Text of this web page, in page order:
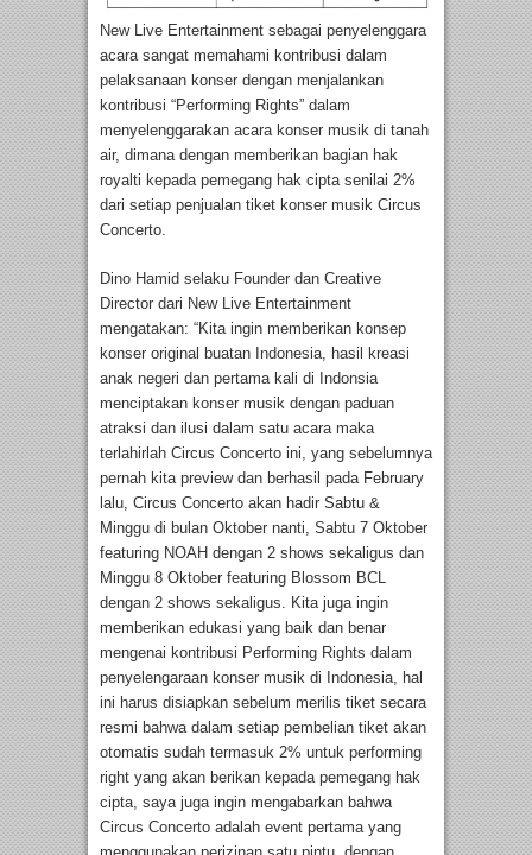
New Live Entertainment sebagai penyelenggara
acara sangat memahami kontribusi dalam
pelaksanaan konser dengan menjalankan
kontribusi “Performing Rights” dalam
menyelenggarakan acara konser musik di tanah
air, dimana dengan memberikan bagian hak
royalti kepada pemegang hak cipta senilai 2%
dari setiap penjualan tiket konser musik Circus
Concerto.
Dino Hamid selaku Founder dan Creative
Director dari New Live Entertainment
mengatakan: “Kita ingin memberikan konsep
konser original buatan Indonesia, hasil kreasi
anak negeri dan pertama kali di Indonsia
menciptakan konser musik dengan paduan
atraksi dan ilusi dalam satu acara maka
terlahirlah Circus Concerto ini, yang sebelumnya
pernah kita preview dan berhasil pada February
lalu, Circus Concerto akan hadir Sabtu &
Minggu di bulan Oktober nanti, Sabtu 7 Oktober
featuring NOAH dengan 2 shows sekaligus dan
Minggu 8 Oktober featuring Blossom BCL
dengan 2 shows sekaligus. Kita juga ingin
memberikan edukasi yang baik dan benar
mengenai kontribusi Performing Rights dalam
penyelengaraan konser musik di Indonesia, hal
ini harus disiapkan sebelum merilis tiket secara
resmi bahwa dalam setiap pembelian tiket akan
otomatis sudah termasuk 2% untuk performing
right yang akan berikan kepada pemegang hak
cipta, saya juga ingin mengabarkan bahwa
Circus Concerto adalah event pertama yang